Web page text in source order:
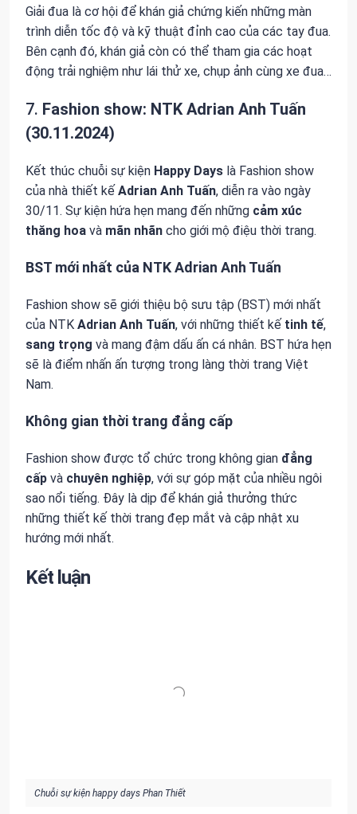
Giải đua là cơ hội để khán giả chứng kiến những màn
trình diễn tốc độ và kỹ thuật đỉnh cao của các tay đua.
Bên cạnh đó, khán giả còn có thể tham gia các hoạt
động trải nghiệm như lái thử xe, chụp ảnh cùng xe đua…
7. Fashion show: NTK Adrian Anh Tuấn
(30.11.2024)
Kết thúc chuỗi sự kiện Happy Days là Fashion show
của nhà thiết kế Adrian Anh Tuấn, diễn ra vào ngày
30/11. Sự kiện hứa hẹn mang đến những cảm xúc
thăng hoa và mãn nhãn cho giới mộ điệu thời trang.
BST mới nhất của NTK Adrian Anh Tuấn
Fashion show sẽ giới thiệu bộ sưu tập (BST) mới nhất
của NTK Adrian Anh Tuấn, với những thiết kế tinh tế,
sang trọng và mang đậm dấu ấn cá nhân. BST hứa hẹn
sẽ là điểm nhấn ấn tượng trong làng thời trang Việt
Nam.
Không gian thời trang đẳng cấp
Fashion show được tổ chức trong không gian đẳng
cấp và chuyên nghiệp, với sự góp mặt của nhiều ngôi
sao nổi tiếng. Đây là dịp để khán giả thưởng thức
những thiết kế thời trang đẹp mắt và cập nhật xu
hướng mới nhất.
Kết luận
Chuỗi sự kiện happy days Phan Thiết